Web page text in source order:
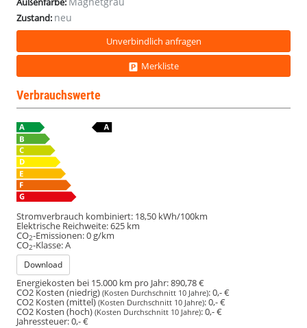
Zustand: neu
Unverbindlich anfragen
Merkliste
Verbrauchswerte
Stromverbrauch kombiniert: 18,50 kWh/100km
Elektrische Reichweite:625 km
CO2-Emissionen:0 g/km
CO2-Klasse:A
Download
Energiekosten bei 15.000 km pro Jahr:890,78 €
CO2 Kosten (niedrig) (Kosten Durchschnitt 10 Jahre):0,- €
CO2 Kosten (mittel)(Kosten Durchschnitt 10 Jahre):0,- €
CO2 Kosten (hoch) (Kosten Durchschnitt 10 Jahre):0,- €
Jahressteuer:0,- €